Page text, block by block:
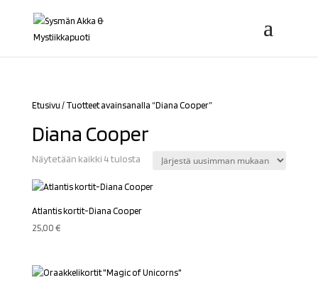
Etusivu / Tuotteet avainsanalla “Diana Cooper”
Diana Cooper
Näytetään kaikki 4 tulostaSorted
latest
Atlantis kortit-Diana Cooper
25,00€